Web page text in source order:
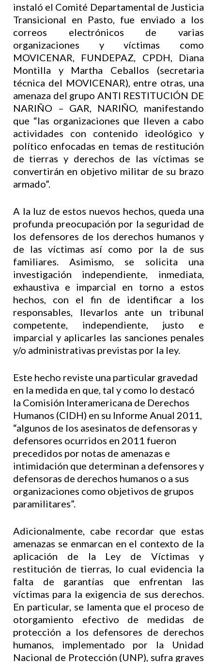
instaló el Comité Departamental de Justicia
Transicional en Pasto, fue enviado a los
correos electrónicos de varias
organizaciones y víctimas como
MOVICENAR, FUNDEPAZ, CPDH, Diana
Montilla y Martha Ceballos (secretaria
técnica del MOVICENAR), entre otras, una
amenaza del grupo ANTI RESTITUCIÓN DE
NARIÑO – GAR, NARIÑO, manifestando
que “las organizaciones que lleven a cabo
actividades con contenido ideológico y
político enfocadas en temas de restitución
de tierras y derechos de las víctimas se
convertirán en objetivo militar de su brazo
armado”.
A la luz de estos nuevos hechos, queda una
profunda preocupación por la seguridad de
los defensores de los derechos humanos y
de las víctimas así como por la de sus
familiares. Asimismo, se solicita una
investigación independiente, inmediata,
exhaustiva e imparcial en torno a estos
hechos, con el fin de identificar a los
responsables, llevarlos ante un tribunal
competente, independiente, justo e
imparcial y aplicarles las sanciones penales
y/o administrativas previstas por la ley.
Este hecho reviste una particular gravedad
en la medida en que, tal y como lo destacó
la Comisión Interamericana de Derechos
Humanos (CIDH) en su Informe Anual 2011,
“algunos de los asesinatos de defensoras y
defensores ocurridos en 2011 fueron
precedidos por notas de amenazas e
intimidación que determinan a defensores y
defensoras de derechos humanos o a sus
organizaciones como objetivos de grupos
paramilitares”.
Adicionalmente, cabe recordar que estas
amenazas se enmarcan en el contexto de la
aplicación de la Ley de Víctimas y
restitución de tierras, lo cual evidencia la
falta de garantías que enfrentan las
víctimas para la exigencia de sus derechos.
En particular, se lamenta que el proceso de
otorgamiento efectivo de medidas de
protección a los defensores de derechos
humanos, implementado por la Unidad
Nacional de Protección (UNP), sufra graves